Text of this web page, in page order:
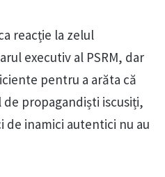
reacție la zelul
executiv al PSRM, dar
pentru a arăta că
propagandiști iscusiți,
de inamici autentici nu au